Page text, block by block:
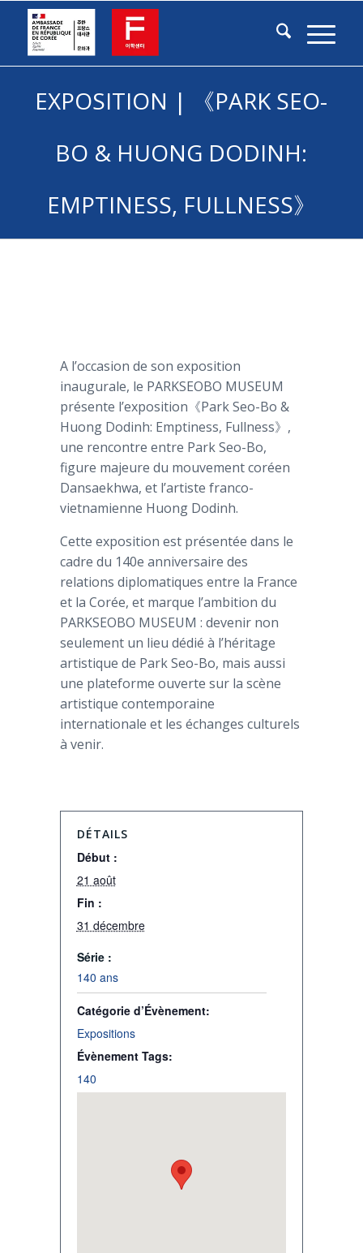
EXPOSITION | 《PARK SEO-
BO & HUONG DODINH:
EMPTINESS, FULLNESS》
A l’occasion de son exposition
inaugurale, le PARKSEOBO MUSEUM
présente l’exposition《Park Seo-Bo &
Huong Dodinh: Emptiness, Fullness》,
une rencontre entre Park Seo-Bo,
figure majeure du mouvement coréen
Dansaekhwa, et l’artiste franco-
vietnamienne Huong Dodinh.
Cette exposition est présentée dans le
cadre du 140e anniversaire des
relations diplomatiques entre la France
et la Corée, et marque l’ambition du
PARKSEOBO MUSEUM : devenir non
seulement un lieu dédié à l’héritage
artistique de Park Seo-Bo, mais aussi
une plateforme ouverte sur la scène
artistique contemporaine
internationale et les échanges culturels
à venir.
DÉTAILS
Début :
21 août
Fin :
31 décembre
Série :
140 ans
Catégorie d’Évènement:
Expositions
Évènement Tags:
140